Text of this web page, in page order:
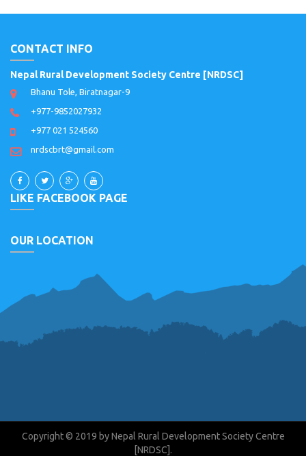
CONTACT INFO
Nepal Rural Development Society Centre [NRDSC]
Bhanu Tole, Biratnagar-9
+977-9852027932
+977 021 524560
nrdscbrt@gmail.com
LIKE FACEBOOK PAGE
OUR LOCATION
Copyright © 2019 by Nepal Rural Development Society Centre
[NRDSC].